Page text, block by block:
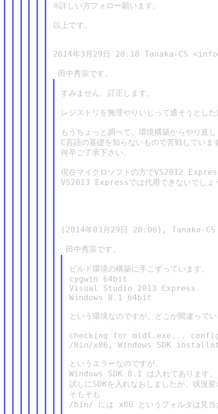
※詳しい方フォロー願います。
以上です。
2014年3月29日 20:18 Tanaka-CS
すみません。訂正します。
レジストリを無理やりいじって通そうとし
もうちょっと調べて、環境構築からやり直
C言語の基礎を知らないもので苦戦していま
何卒ご了承下さい。
現在マイクロソフトの方でVS2012
VS2013 Expressでは代用できないでしょ
(2014年03月29日 20:06), Tanaka-
ビルド環境の構築に手こずっています。
cygwin 64bit
Visual Studio 2013 Express
Windows 8.1 64bit
という環境なのですが、どこが間違って
checking for midl.exe...
/Bin/x86, Windows SDK
というエラーなのですが、
Windows SDK 8.1 は入れてあります。
試しにSDKを入れなおしましたが、状況
そもそも
/bin/ には x86 というフォルダは見当